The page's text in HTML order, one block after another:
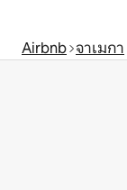
Airbnb จาเมกา